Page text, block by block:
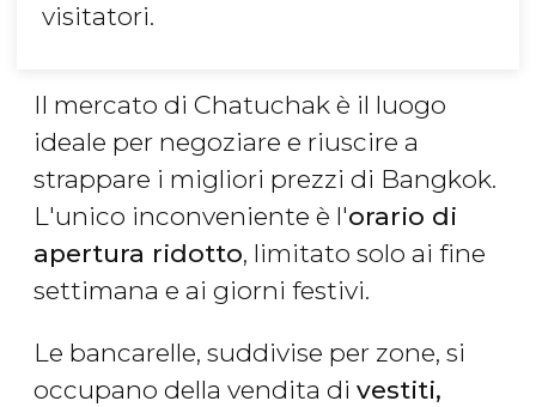
visitatori.
Il mercato di Chatuchak è il luogo
ideale per negoziare e riuscire a
strappare i migliori prezzi di Bangkok.
L'unico inconveniente è l'orario di
apertura ridotto, limitato solo ai fine
settimana e ai giorni festivi.
Le bancarelle, suddivise per zone, si
occupano della vendita di vestiti,